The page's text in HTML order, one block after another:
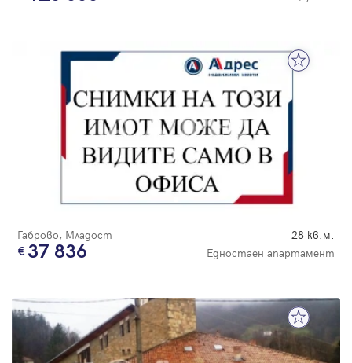
Габрово, Младост 28 кв.м.
37 836 Едностаен апартамент